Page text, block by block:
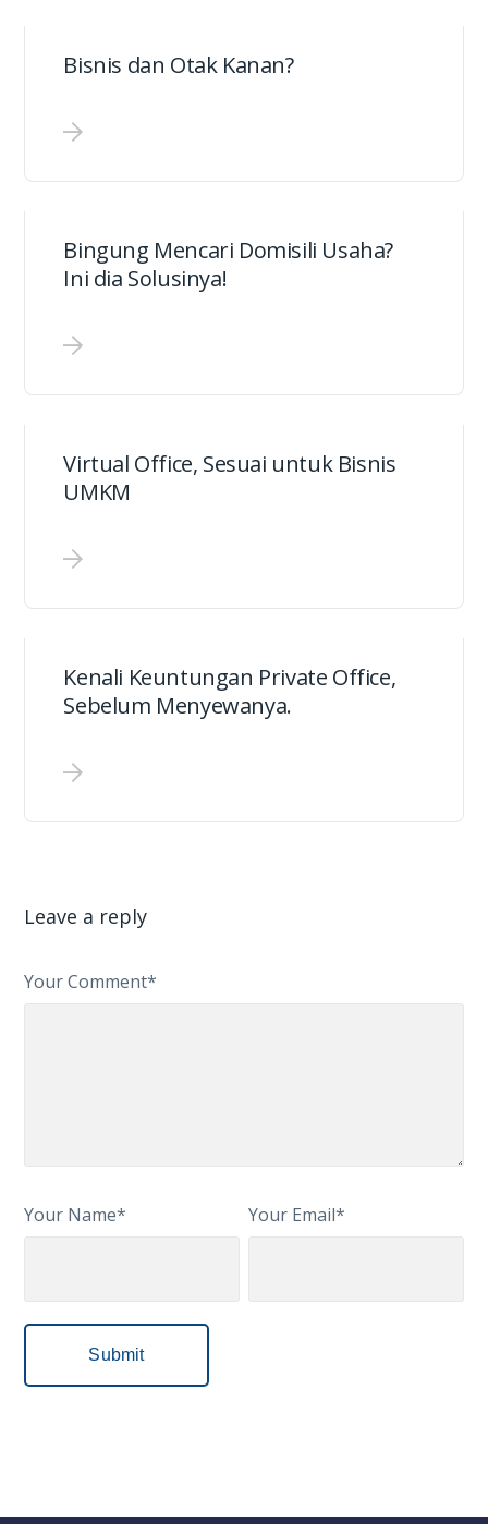
Bisnis dan Otak Kanan?
Bingung Mencari Domisili Usaha?
Ini dia Solusinya!
Virtual Office, Sesuai untuk Bisnis
UMKM
Kenali Keuntungan Private Office,
Sebelum Menyewanya.
Leave a reply
Your Comment*
Your Name* Your Email*